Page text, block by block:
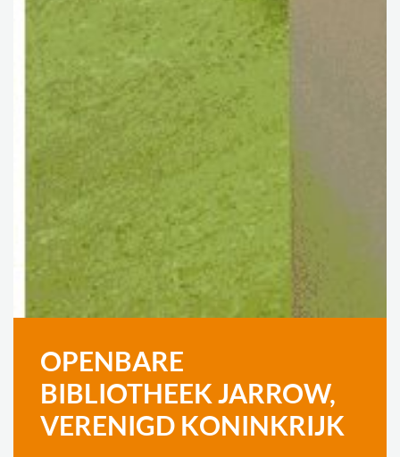
OPENBARE
BIBLIOTHEEK JARROW,
VERENIGD KONINKRIJK